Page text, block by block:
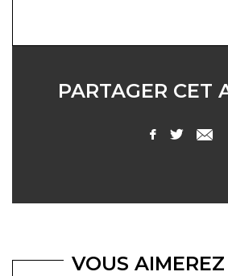
PARTAGER CET
VOUS